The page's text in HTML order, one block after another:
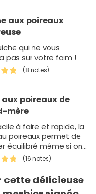
aux poireaux
qui ne vous
pas sur votre faim !
(8 notes)
poireaux de
mère
à faire et rapide, la
poireaux permet de
équilibré même si on
temps de cuisiner et
réduit !
(16 notes)
cette délicieuse